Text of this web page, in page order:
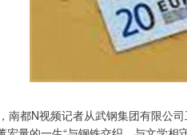
南都N视频记者从武钢集团有限公